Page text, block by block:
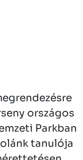
országos
Parkban
tanulója